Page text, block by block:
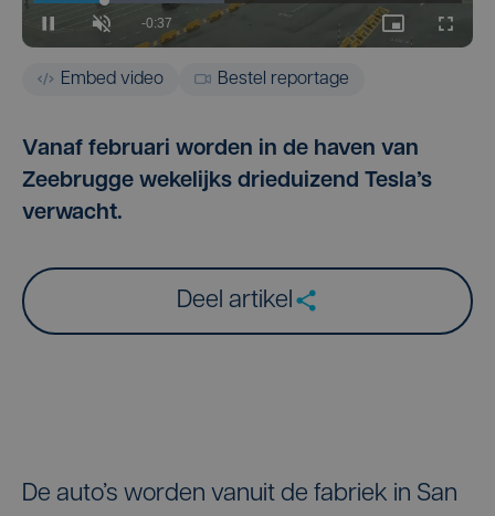
Embed video Bestel reportage
Vanaf februari worden in de haven van
Zeebrugge wekelijks drieduizend Tesla’s
verwacht.
Deel artikel
De auto’s worden vanuit de fabriek in San